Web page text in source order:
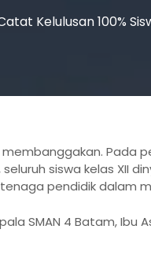
Kelulusan 100%
Pada
siswa kelas XII
pendidik dalam
SMAN 4 Batam, Ibu